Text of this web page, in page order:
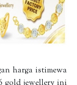
harga istimewa